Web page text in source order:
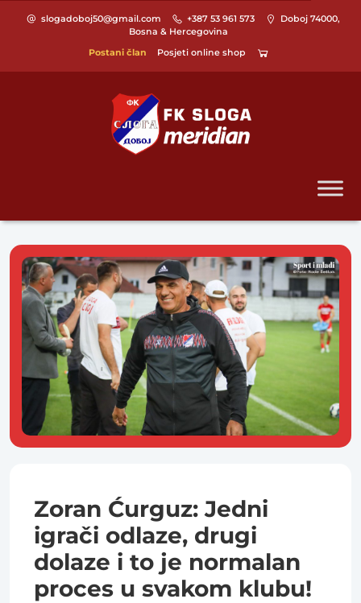
slogadoboj50@gmail.com +387 53 961 573
Doboj 74000,
Bosna & Hercegovina
Postani član
Posjeti online shop
Zoran Ćurguz: Jedni
igrači odlaze, drugi
dolaze i to je normalan
proces u svakom klubu!